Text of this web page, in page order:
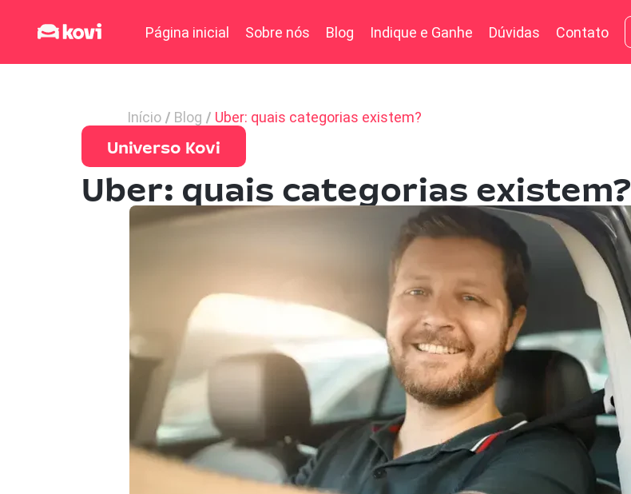
Página inicial Sobre nós Blog Indique e Ganhe Dúvidas Contato
Início Blog Uber: quais categorias existem?
Universo Kovi
Uber: quais categorias existem?